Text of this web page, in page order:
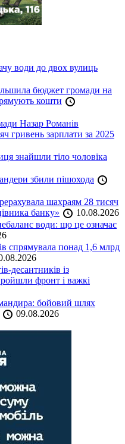
води до двох вулиць
бюджет громади на
кошти
Назар Романів
гривень зарплати за 2025
знайшли тіло чоловіка
збили пішохода
шахраям 28 тисяч
банку»
10.08.2026
води: що це означає
спрямувала понад 1,6 млрд
десантників із
фронт і важкі
бойовий шлях
09.08.2026